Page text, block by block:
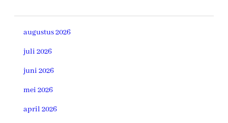
augustus 2026
juli 2026
juni 2026
mei 2026
april 2026